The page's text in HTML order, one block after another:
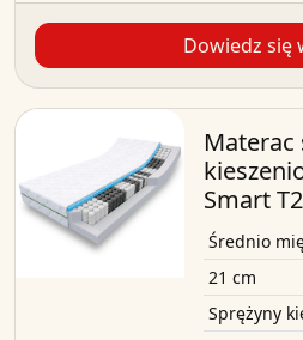
Dowiedz się
Materac
Smart
Średnio
21 cm
Sprężyny